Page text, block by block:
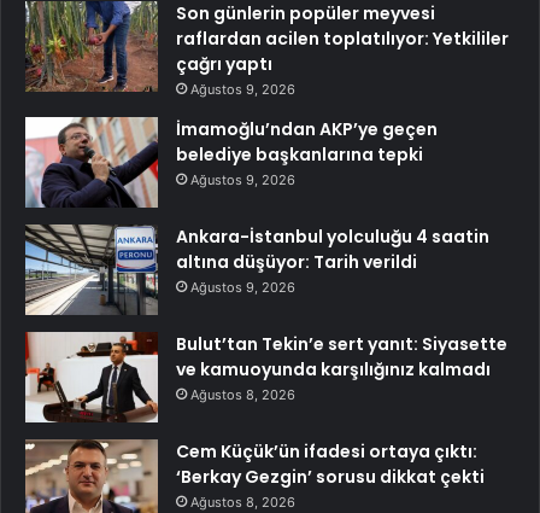
Son günlerin popüler meyvesi
raflardan acilen toplatılıyor: Yetkililer
çağrı yaptı
Ağustos 9, 2026
İmamoğlu’ndan AKP’ye geçen
belediye başkanlarına tepki
Ağustos 9, 2026
Ankara-İstanbul yolculuğu 4 saatin
altına düşüyor: Tarih verildi
Ağustos 9, 2026
Bulut’tan Tekin’e sert yanıt: Siyasette
ve kamuoyunda karşılığınız kalmadı
Ağustos 8, 2026
Cem Küçük’ün ifadesi ortaya çıktı:
‘Berkay Gezgin’ sorusu dikkat çekti
Ağustos 8, 2026